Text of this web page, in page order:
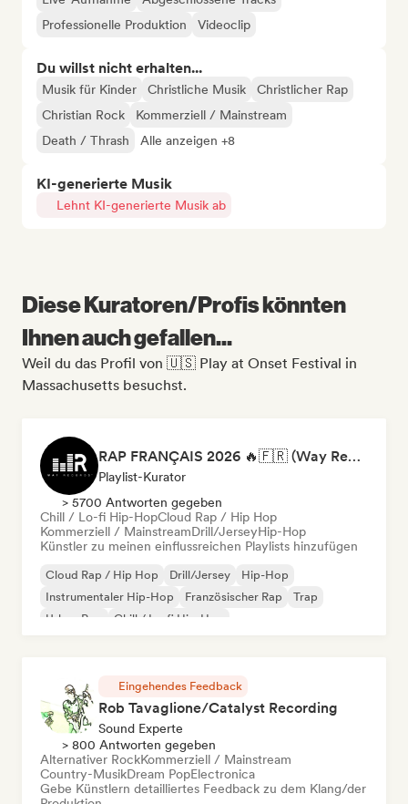
Professionelle Produktion
Videoclip
Du willst nicht erhalten...
Musik für Kinder Christliche Musik
Christlicher Rap
Christian Rock
Kommerziell / Mainstream
Death / Thrash
Alle anzeigen +8
KI-generierte Musik
Lehnt KI-generierte Musik ab
Diese Kuratoren/Profis könnten
Ihnen auch gefallen...
Weil du das Profil von 🇺🇸 Play at Onset Festival in
Massachusetts besuchst.
RAP FRANÇAIS 2026 🔥🇫🇷 (Way Records)
Playlist-Kurator
> 5700 Antworten gegeben
Chill / Lo-fi Hip-HopCloud Rap / Hip Hop
Kommerziell / MainstreamDrill/JerseyHip-Hop
Künstler zu meinen einflussreichen Playlists hinzufügen
Cloud Rap / Hip Hop Drill/Jersey
Hip-Hop
Instrumentaler Hip-Hop
Französischer Rap
Trap
Urban Pop
Chill / Lo-fi Hip-Hop
Eingehendes Feedback
Rob Tavaglione/Catalyst Recording
Sound Experte
> 800 Antworten gegeben
Alternativer RockKommerziell / Mainstream
Country-MusikDream PopElectronica
Gebe Künstlern detailliertes Feedback zu dem Klang/der